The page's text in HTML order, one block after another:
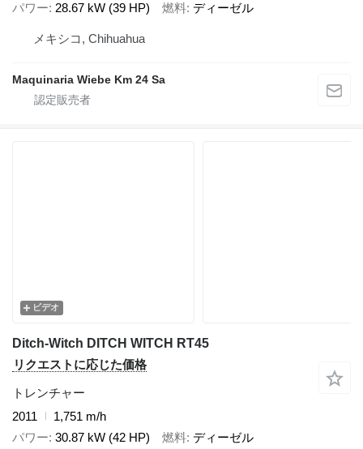
パワー 28.67 kW (39 HP) 燃料 ディーゼル
メキシコ, Chihuahua
Maquinaria Wiebe Km 24 Sa
ビデオ
Ditch-Witch DITCH WITCH RT45
リクエストに応じた価格
トレンチャー
2011
1,751 m/h
パワー 30.87 kW (42 HP) 燃料 ディーゼル